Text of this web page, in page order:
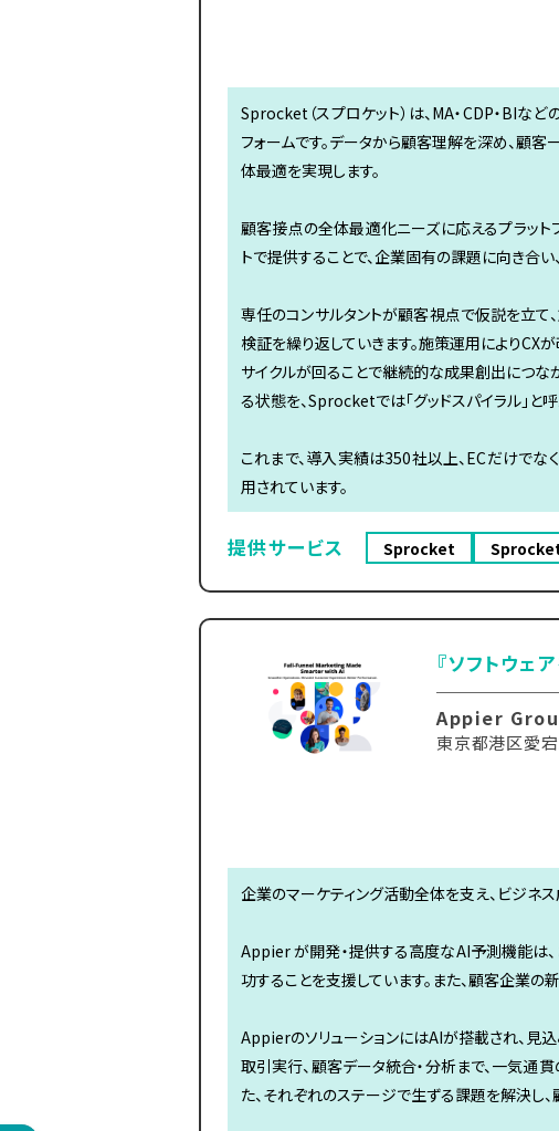
Sprocket（スプロケット）は、MA・CDP・BIな
フォームです。データから顧客理解を深め、顧客
体最適を実現します。
顧客接点の全体最適化ニーズに応えるプラッ
トで提供することで、企業固有の課題に向き合い
専任のコンサルタントが顧客視点で仮説を立て
検証を繰り返していきます。施策運用によりCX
サイクルが回ることで継続的な成果創出につな
る状態を、Sprocketでは「グッドスパイラル」と呼
これまで、導入実績は350社以上、ECだけでな
用されています。
提供サービス Sprocket
『ソフトウェ
Appier
東京都港区愛
企業のマーケティング活動全体を支え、ビジネ
Appier が開発・提供する高度なAI予測機能は
功することを支援しています。また、顧客企業の
AppierのソリューションにはAIが搭載され、見込
取引実行、顧客データ統合・分析まで、一気通
た、それぞれのステージで生ずる課題を解決し